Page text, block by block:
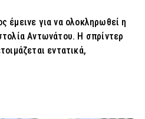
έμεινε για να ολοκληρωθεί η
Αντωνάτου. Η σπρίντερ
εντατικά,